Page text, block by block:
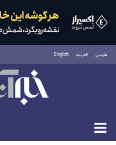
فارسی العربية English
پنجشنبه ۱۵ مرداد ۱۴۰۵